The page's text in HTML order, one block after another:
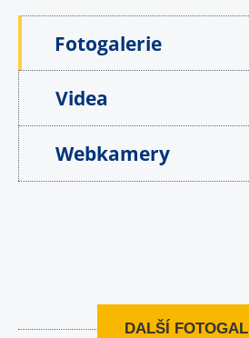
Fotogalerie
Videa
Webkamery
DALŠÍ